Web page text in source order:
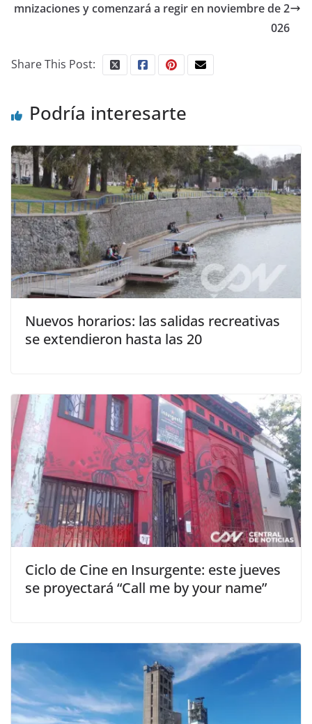
mnizaciones y comenzará a regir en noviembre de 2
026
Share This Post:
Podría interesarte
Nuevos horarios: las salidas recreativas
se extendieron hasta las 20
Ciclo de Cine en Insurgente: este jueves
se proyectará “Call me by your name”